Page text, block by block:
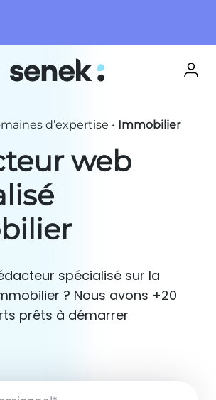
d’expertise • Immobilier
web
spécialisé sur la
? Nous avons +20
prêts à démarrer